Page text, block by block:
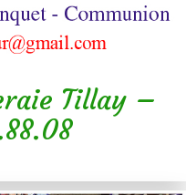
Tillay –